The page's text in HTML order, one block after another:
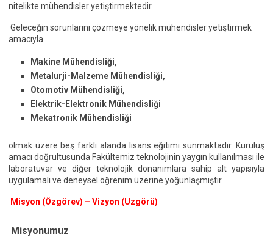
nitelikte mühendisler yetiştirmektedir.
Geleceğin sorunlarını çözmeye yönelik mühendisler yetiştirmek
amacıyla
Makine Mühendisliği,
Metalurji-Malzeme Mühendisliği,
Otomotiv Mühendisliği,
Elektrik-Elektronik Mühendisliği
Mekatronik Mühendisliği
olmak üzere beş farklı alanda lisans eğitimi sunmaktadır. Kuruluş
amacı doğrultusunda Fakültemiz teknolojinin yaygın kullanılması ile
laboratuvar ve diğer teknolojik donanımlara sahip alt yapısıyla
uygulamalı ve deneysel öğrenim üzerine yoğunlaşmıştır.
Misyon (Özgörev) – Vizyon (Uzgörü)
Misyonumuz